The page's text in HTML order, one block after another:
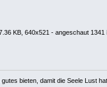
KB, 640x521 - angeschaut 1341
bieten, damit die Seele Lust